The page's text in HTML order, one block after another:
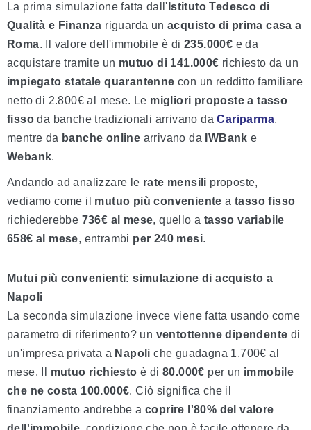
La prima simulazione fatta dall' Istituto Tedesco di
Qualità e Finanza riguarda unacquisto di prima casa a
Roma. Il valore dell'immobile è di235.000€ e da
acquistare tramite un mutuo di 141.000€ richiesto da un
impiegato statale quarantenne con un redditto familiare
netto di 2.800€ al mese. Le migliori proposte a tasso
fissoda banche tradizionali arrivano daCariparma,
mentre da banche online arrivano da IWBank e
Webank.
Andando ad analizzare le rate mensili proposte,
vediamo come il mutuo più conveniente atasso fisso
richiederebbe 736€ al mese, quello a tasso variabile
658€ al mese, entrambi per 240 mesi.
Mutui più convenienti: simulazione di acquisto a
Napoli
La seconda simulazione invece viene fatta usando come
parametro di riferimento? un ventottenne dipendente di
un'impresa privata a Napoli che guadagna 1.700€ al
mese. Il mutuo richiesto è di80.000€ per un immobile
che ne costa 100.000€. Ciò significa che il
finanziamento andrebbe a coprire l'80% del valore